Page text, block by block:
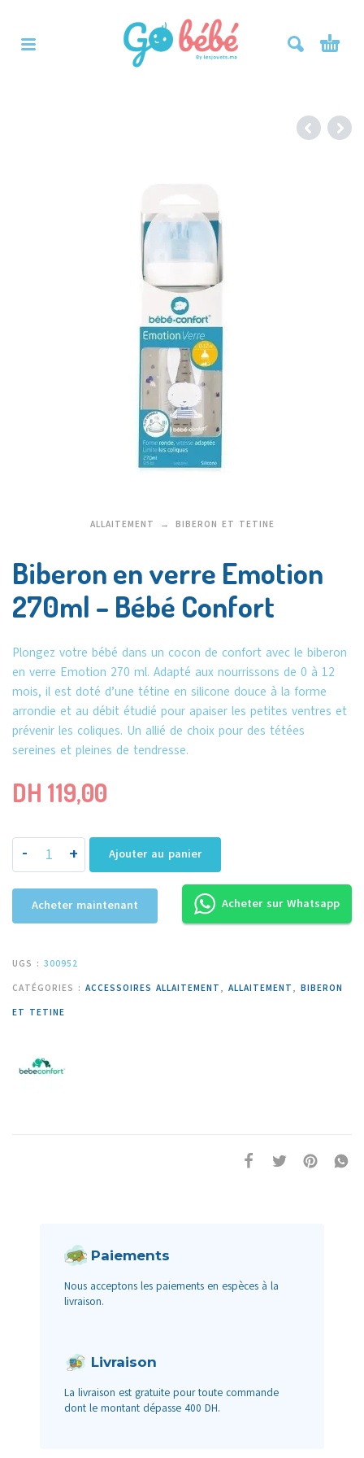
ALLAITEMENT BIBERON ET TETINE
Biberon en verre Emotion
270ml – Bébé Confort
Plongez votre bébé dans un cocon de confort avec le biberon
en verre Emotion 270 ml. Adapté aux nourrissons de 0 à 12
mois, il est doté d’une tétine en silicone douce à la forme
arrondie et au débit étudié pour apaiser les petites ventres et
prévenir les coliques. Un allié de choix pour des tétées
sereines et pleines de tendresse.
DH 119,00
- + Ajouter au panier
Acheter maintenant Acheter sur Whatsapp
UGS : 300952
CATÉGORIES : ACCESSOIRES ALLAITEMENT , ALLAITEMENT , BIBERON
ET TETINE
Paiements
Nous acceptons les paiements en espèces à la
livraison.
Livraison
La livraison est gratuite pour toute commande
dont le montant dépasse 400 DH.